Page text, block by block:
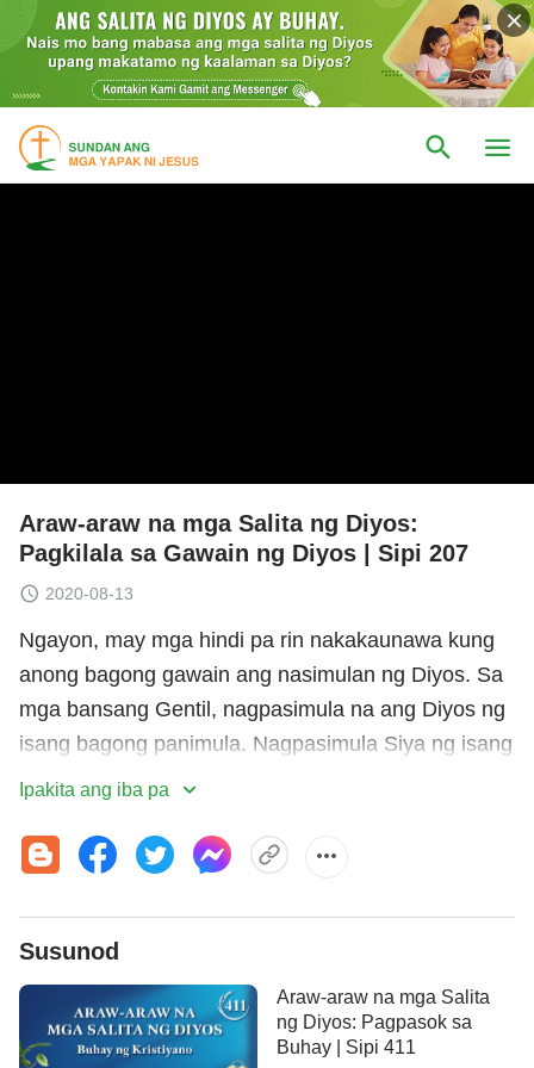
Araw-araw na mga Salita ng Diyos:
Pagkilala sa Gawain ng Diyos | Sipi 207
2020-08-13
Ngayon, may mga hindi pa rin nakakaunawa kung
anong bagong gawain ang nasimulan ng Diyos. Sa
mga bansang Gentil, nagpasimula na ang Diyos ng
isang bagong panimula. Nagpasimula Siya ng isang
bagong kapanahunan, at nagpasimula ng bagong
mga inapo ni Moab. Hindi ba ito ang Kanyang
pinakabagong gawain? Wala pang sinuman sa
buong kasaysayan ang nakaranas ng gawaing ito
kailanman. Ni wala pang nakarinig dito, lalo nang
walang nagpahalaga rito. Ang karunungan, pagiging
kamangha-mangha, pagiging di-maarok,
kadakilaan, at kabanalan ng Diyos ay nakikitang
Ipakita ang iba pa
Susunod
Araw-araw na mga Salita
ng Diyos: Pagpasok sa
Buhay | Sipi 411